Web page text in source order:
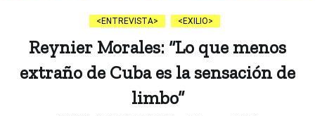
ENTREVISTA EXILIO
Reynier Morales: “Lo que menos
extraño de Cuba es la sensación de
limbo”